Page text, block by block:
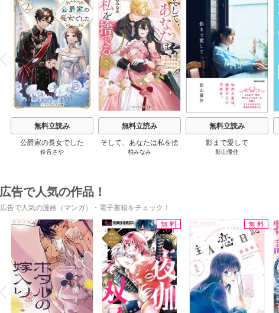
P
r
e
v
i
o
u
s
無料立読み
公爵家の長女でした
鈴音さや
無料立読み
そして、あなたは私を捨
てる
柏みなみ
無料立読み
影まで愛して
影山優佳
広告で人気の作品！
広告で人気の漫画（マンガ）・電子書籍をチェック！
P
r
e
v
i
o
u
s
無料 無料